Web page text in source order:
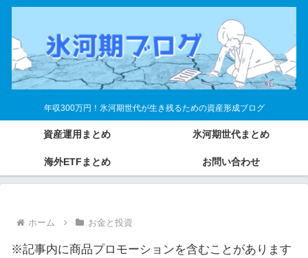
年収300万円！氷河期世代が生き残るための資産形成ブログ
資産運用まとめ 氷河期世代まとめ
海外ETFまとめ お問い合わせ
ホーム お金と投資
※記事内に商品プロモーションを含むことがあります